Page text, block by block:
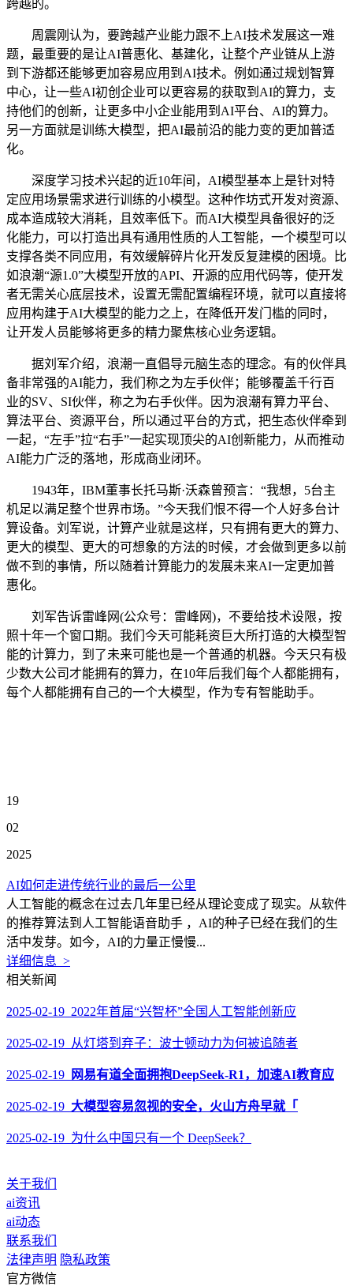
跨越的。
周震刚认为，要跨越产业能力跟不上AI技术发展这一难
题，最重要的是让AI普惠化、基建化，让整个产业链从上游
到下游都还能够更加容易应用到AI技术。例如通过规划智算
中心，让一些AI初创企业可以更容易的获取到AI的算力，支
持他们的创新，让更多中小企业能用到AI平台、AI的算力。
另一方面就是训练大模型，把AI最前沿的能力变的更加普适
化。
深度学习技术兴起的近10年间，AI模型基本上是针对特
定应用场景需求进行训练的小模型。这种作坊式开发对资源、
成本造成较大消耗，且效率低下。而AI大模型具备很好的泛
化能力，可以打造出具有通用性质的人工智能，一个模型可以
支撑各类不同应用，有效缓解碎片化开发反复建模的困境。比
如浪潮“源1.0”大模型开放的API、开源的应用代码等，使开发
者无需关心底层技术，设置无需配置编程环境，就可以直接将
应用构建于AI大模型的能力之上，在降低开发门槛的同时，
让开发人员能够将更多的精力聚焦核心业务逻辑。
据刘军介绍，浪潮一直倡导元脑生态的理念。有的伙伴具
备非常强的AI能力，我们称之为左手伙伴；能够覆盖千行百
业的SV、SI伙伴，称之为右手伙伴。因为浪潮有算力平台、
算法平台、资源平台，所以通过平台的方式，把生态伙伴牵到
一起，“左手”拉“右手”一起实现顶尖的AI创新能力，从而推动
AI能力广泛的落地，形成商业闭环。
1943年，IBM董事长托马斯·沃森曾预言：“我想，5台主
机足以满足整个世界市场。”今天我们恨不得一个人好多台计
算设备。刘军说，计算产业就是这样，只有拥有更大的算力、
更大的模型、更大的可想象的方法的时候，才会做到更多以前
做不到的事情，所以随着计算能力的发展未来AI一定更加普
惠化。
刘军告诉雷峰网(公众号：雷峰网)，不要给技术设限，按
照十年一个窗口期。我们今天可能耗资巨大所打造的大模型智
能的计算力，到了未来可能也是一个普通的机器。今天只有极
少数大公司才能拥有的算力，在10年后我们每个人都能拥有，
每个人都能拥有自己的一个大模型，作为专有智能助手。
19
02
2025
AI如何走进传统行业的最后一公里
人工智能的概念在过去几年里已经从理论变成了现实。从软件
的推荐算法到人工智能语音助手 ，AI的种子已经在我们的生
活中发芽。如今，AI的力量正慢慢...
详细信息 >
相关新闻
2025-02-19 2022年首届“兴智杯”全国人工智能创新应
2025-02-19 从灯塔到弃子：波士顿动力为何被追随者
2025-02-19 网易有道全面拥抱DeepSeek-R1，加速AI教育应
2025-02-19 大模型容易忽视的安全，火山方舟早就「
2025-02-19 为什么中国只有一个 DeepSeek？
关于我们
ai资讯
ai动态
联系我们
法律声明 隐私政策
官方微信